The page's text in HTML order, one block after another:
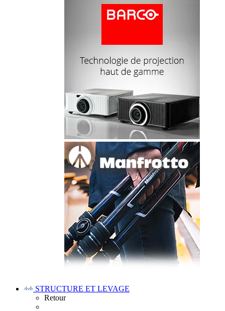
STRUCTURE ET LEVAGE
Retour